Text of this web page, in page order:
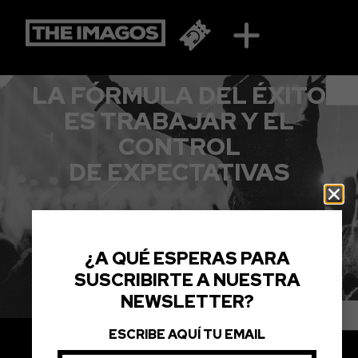
WARCRY
LA FÓRMULA DEL ÉXITO
ES TRABAJAR Y EL
CONTROL
DE EXPECTATIVAS
¿A QUÉ ESPERAS PARA
SUSCRIBIRTE A NUESTRA
NEWSLETTER?
ESCRIBE AQUÍ TU EMAIL